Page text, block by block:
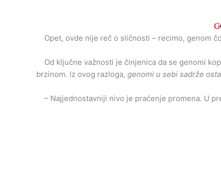
Opet, ovde nije reč o sličnosti – recimo, genom
Od ključne važnosti je činjenica da se genomi
brzinom. Iz ovog razloga, genomi u sebi sadrže
– Najjednostavniji nivo je praćenje promena. U